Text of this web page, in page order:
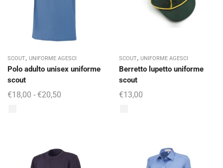
SCOUT, UNIFORME AGESCI
Polo adulto unisex uniforme
scout
€18,00 - €20,50
SCOUT, UNIFORME AGESCI
Berretto lupetto uniforme
scout
€13,00